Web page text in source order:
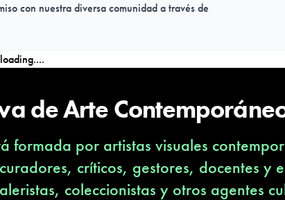
con nuestra diversa comunidad a través de
loading....
de Arte
formada por artistas visuales
críticos, gestores, docentes y
coleccionistas y otros agentes